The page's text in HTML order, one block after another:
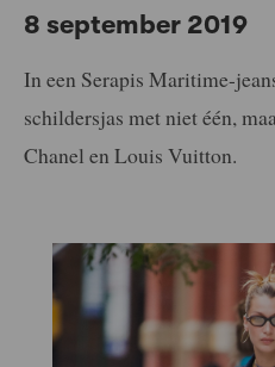
8 september 2019
In een Serapis Maritime-
schildersjas met niet één,
Chanel en Louis Vuitton.